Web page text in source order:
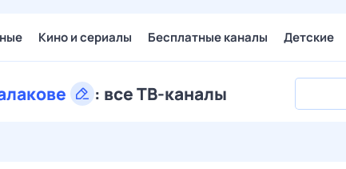
Кино и сериалы Бесплатные каналы Детские
: все ТВ-каналы